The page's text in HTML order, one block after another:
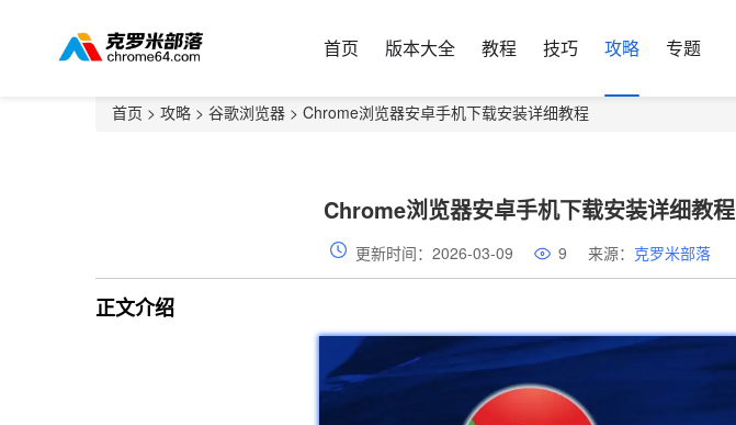
首页 版本大全 教程 技巧 攻略 专题
首页 > 攻略 > 谷歌浏览器 > Chrome浏览器安卓手机下载安装详细教程
Chrome浏览器安卓手机下载安装详细教程
更新时间：2026-03-09 9 来源： 克罗米部落
正文介绍